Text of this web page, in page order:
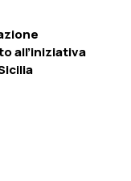
all’iniziativa